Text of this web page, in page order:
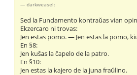
darkweasel:
Sed la Fundamento kontraŭas vian
Ekzercaro ni trovas:
Jen estas pomo. ― Jen estas la pomo,
En §8:
Jen kuŝas la ĉapelo de la patro.
En §10:
Jen estas la kajero de la juna fraŭlino.